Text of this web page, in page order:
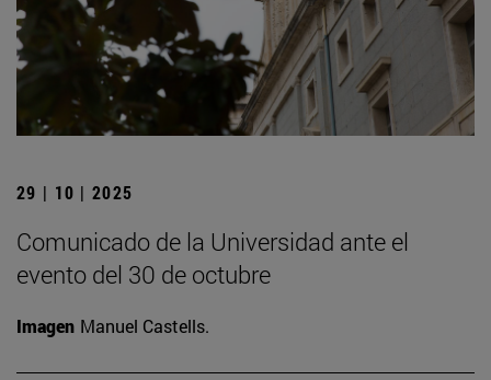
29 | 10 | 2025
Comunicado de la Universidad ante el
evento del 30 de octubre
Imagen Manuel Castells.